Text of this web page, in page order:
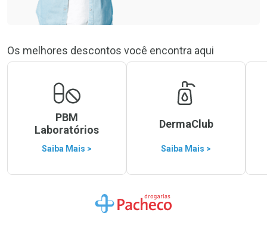
Os melhores descontos você encontra aqui
PBM
Laboratórios
Saiba Mais >
DermaClub
Saiba Mais >
Ir para a Home